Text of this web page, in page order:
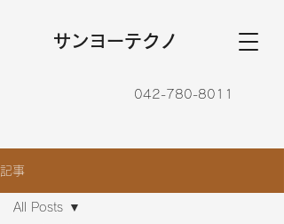
​サンヨーテクノ
042-780-8011
記事
All Posts